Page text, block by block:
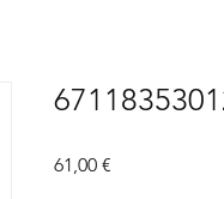
61,00 €